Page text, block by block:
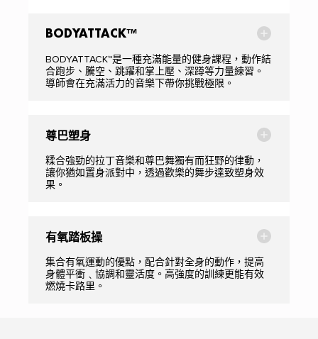
BODYATTACK™
BODYATTACK™是一種充滿能量的健身課程，動作結
合跑步、騰空、跳躍和掌上壓、深蹲等力量練習。
導師會在充滿活力的音樂下帶你挑戰極限。
尊巴塑身
糅合強勁的拉丁音樂和尊巴舞獨有而狂野的律動，
讓你猶如置身派對中，透過歡樂的舞步達致塑身效
果。
有氧踏板操
集合有氧運動的優點，配合針對全身的動作，提高
身體平衝﹑協調和靈活度。高強度的訓練更能有效
燃燒卡路里。